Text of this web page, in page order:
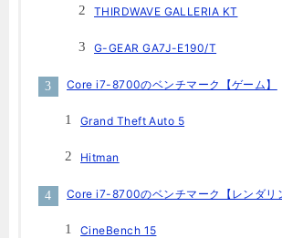
THIRDWAVE GALLERIA KT
G-GEAR GA7J-E190/T
Core i7-8700のベンチマーク【ゲーム】
Grand Theft Auto 5
Hitman
Core i7-8700のベンチマーク【レンダリ
CineBench 15